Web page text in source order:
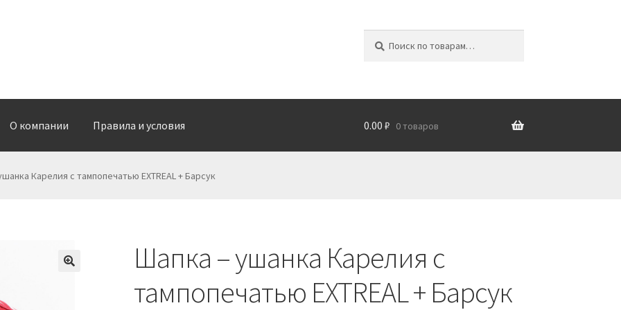
к
О компании Правила и условия
О доставке Обратная связь
0.00 ₽ 0 товаров
Карелия с тампопечатью EXTREAL + Барсук
Шапка – ушанка Карелия с
тампопечатью EXTREAL + Барсук